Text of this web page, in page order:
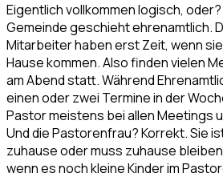
Eigentlich vollkommen logisch,
Gemeinde geschieht ehrenamtlich.
Mitarbeiter haben erst Zeit, wenn
Hause kommen. Also finden vielen
am Abend statt. Während
einen oder zwei Termine in der
Pastor meistens bei allen Meetings
Und die Pastorenfrau? Korrekt. Sie
zuhause oder muss zuhause bleiben
wenn es noch kleine Kinder im